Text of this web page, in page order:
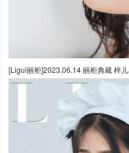
[Ligui丽柜]2023.06.14 丽柜典藏 梓儿